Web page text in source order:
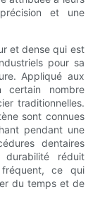
et une
et dense qui est
pour sa
Appliqué aux
certain nombre
traditionnelles.
sont connues
pendant une
dentaires
réduit
ce qui
du temps et de